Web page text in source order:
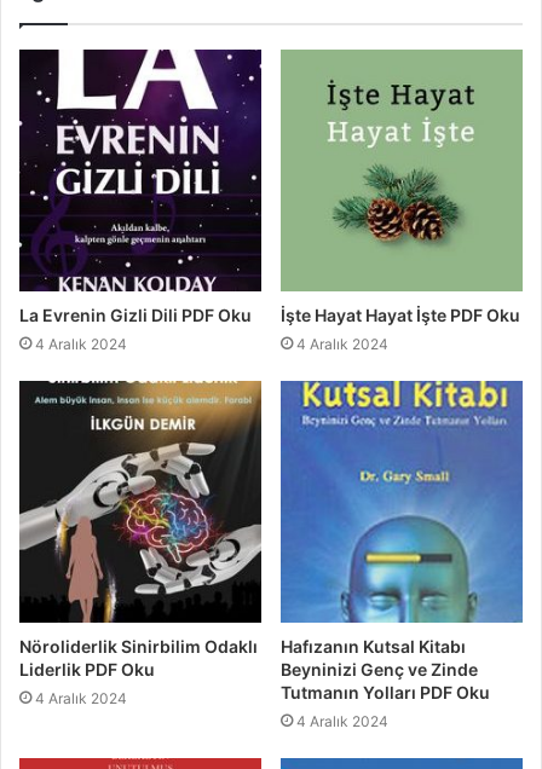
La Evrenin Gizli Dili PDF Oku
4 Aralık 2024
İşte Hayat Hayat İşte PDF Oku
4 Aralık 2024
Nöroliderlik Sinirbilim Odaklı
Liderlik PDF Oku
4 Aralık 2024
Hafızanın Kutsal Kitabı
Beyninizi Genç ve Zinde
Tutmanın Yolları PDF Oku
4 Aralık 2024